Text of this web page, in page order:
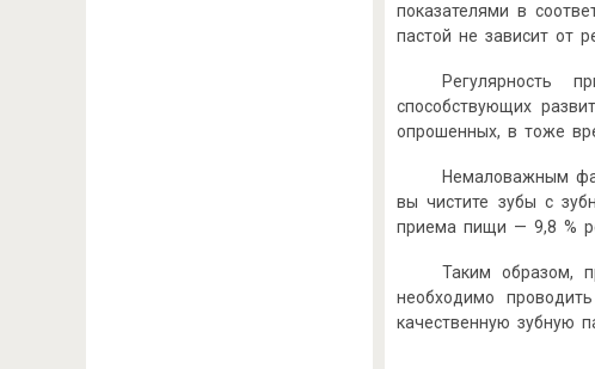
показателями в
пастой не зависит от
Регулярность
способствующих
опрошенных, в тоже
Немаловажным
вы чистите зубы с
приема пищи — 9,8 %
Таким образом,
необходимо
качественную зубную